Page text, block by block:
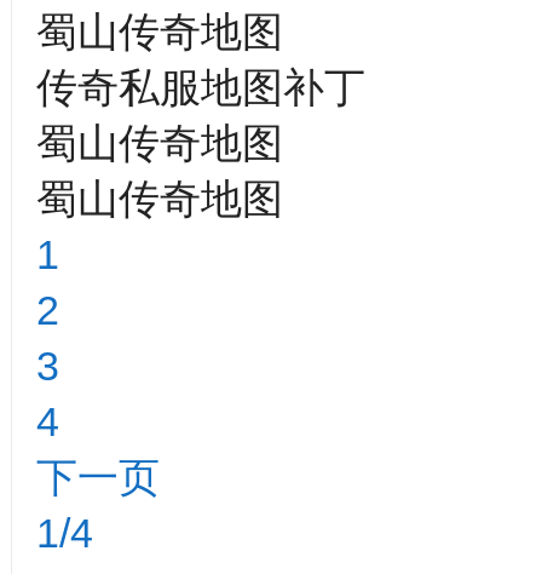
蜀山传奇地图
传奇私服地图补丁
蜀山传奇地图
蜀山传奇地图
1
2
3
4
下一页
1/4